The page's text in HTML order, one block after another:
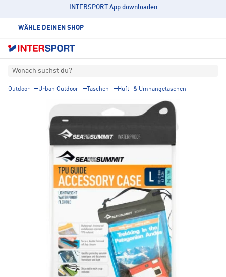
INTERSPORT App downloaden
WÄHLE DEINEN SHOP
Wonach suchst du?
Outdoor Urban Outdoor Taschen Hüft- & Umhängetaschen